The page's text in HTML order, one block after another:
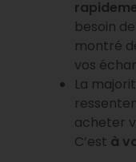
besoin
montré
vos
La
acheter
C’est à